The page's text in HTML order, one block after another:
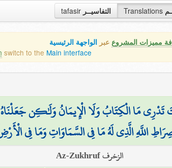
tafasir التفاسيــر Translations
مميزات المشروع عبر الواجهة الرئيسية
switch to the Main interface
مَا الْكِتَابُ وَلَا الْإِيمَانُ وَلَٰكِن
اللَّهِ الَّذِي لَهُ مَا فِي السَّمَاوَاتِ وَمَا فِي
الزخرف Az-Zukhruf